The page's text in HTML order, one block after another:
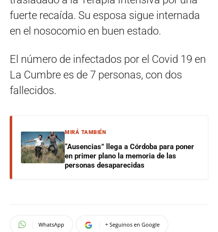
fuerte recaída. Su esposa sigue internada
en el nosocomio en buen estado.
El número de infectados por el Covid 19 en
La Cumbre es de 7 personas, con dos
fallecidos.
MIRÁ TAMBIÉN
“Ausencias” llega a Córdoba para poner
en primer plano la memoria de las
personas desaparecidas
WhatsApp + Seguinos en Google